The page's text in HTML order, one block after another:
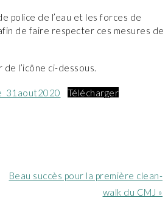
police de l’eau et les forces de
de faire respecter ces mesures de
l’icône ci-dessous.
Télécharger
Article
Beau succès pour la première clean-
walk du CMJ »